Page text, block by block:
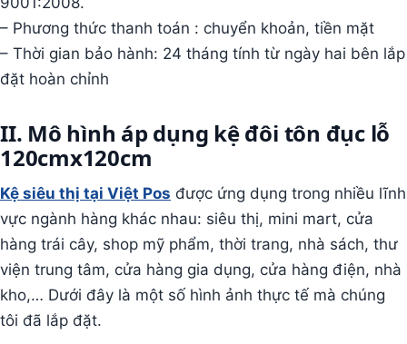
– Phương thức thanh toán : chuyển khoản, tiền mặt
– Thời gian bảo hành: 24 tháng tính từ ngày hai bên lắp
đặt hoàn chỉnh
II. Mô hình áp dụng kệ đôi tôn đục lỗ
120cmx120cm
Kệ siêu thị tại Việt Pos được ứng dụng trong nhiều lĩnh
vực ngành hàng khác nhau: siêu thị, mini mart, cửa
hàng trái cây, shop mỹ phẩm, thời trang, nhà sách, thư
viện trung tâm, cửa hàng gia dụng, cửa hàng điện, nhà
kho,… Dưới đây là một số hình ảnh thực tế mà chúng
tôi đã lắp đặt.